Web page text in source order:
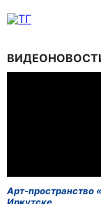
Арт-пространство
Иркутске